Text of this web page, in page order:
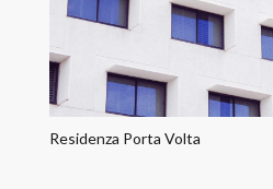
Residenza Porta Volta